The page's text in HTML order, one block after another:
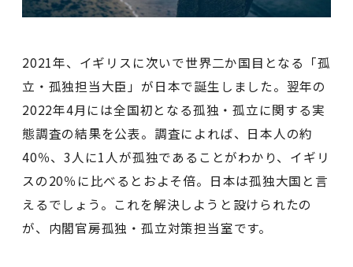
2021年、イギリスに次いで世界二か国目となる「孤
立・孤独担当大臣」が日本で誕生しました。翌年の
2022年4月には全国初となる孤独・孤立に関する実
態調査の結果を公表。調査によれば、日本人の約
40％、3人に1人が孤独であることがわかり、イギリ
スの20％に比べるとおよそ倍。日本は孤独大国と言
えるでしょう。これを解決しようと設けられたの
が、内閣官房孤独・孤立対策担当室です。